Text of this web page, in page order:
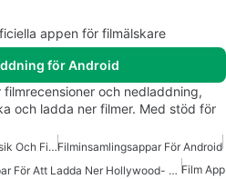
appen för filmälskare
för Android
och nedladdning,
och ladda ner filmer. Med stöd för
Appar För Att Ladda Ner Musik Och FilmerFilminsamlingsappar För Android
Appar För Att Ladda Ner Hollywood- Och Bollywood-Filmer Film App